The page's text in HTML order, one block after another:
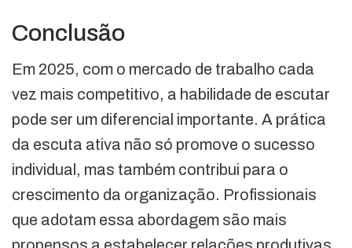
Conclusão
Em 2025, com o mercado de trabalho cada
vez mais competitivo, a habilidade de escutar
pode ser um diferencial importante. A prática
da escuta ativa não só promove o sucesso
individual, mas também contribui para o
crescimento da organização. Profissionais
que adotam essa abordagem são mais